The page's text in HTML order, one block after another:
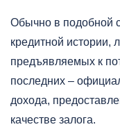
Обычно в подобной
кредитной истории,
предъявляемых к
последних –
дохода,
качестве залога.